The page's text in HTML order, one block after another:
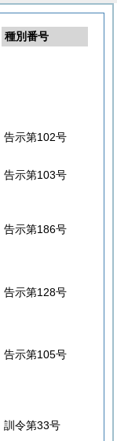
種別番号
告示第102号
告示第103号
告示第186号
告示第128号
告示第105号
訓令第33号